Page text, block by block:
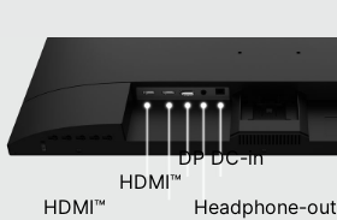
HDMI™
HDMI™
Headphone-out
DP DC-in